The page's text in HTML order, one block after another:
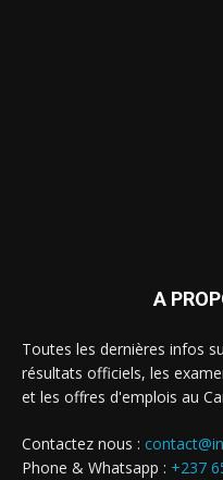
A
Toutes les dernières infos
résultats officiels, les
et les offres d'emplois au
Contactez nous :
Phone & Whatsapp : +237